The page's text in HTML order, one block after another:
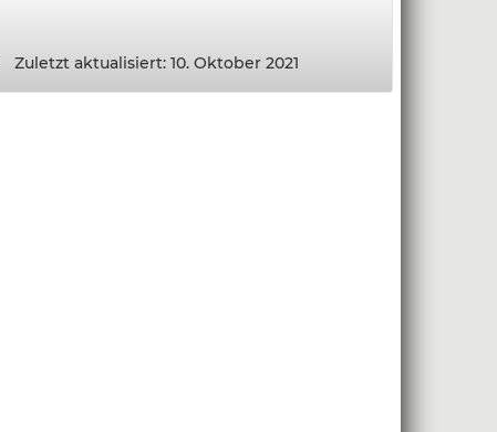
Zuletzt aktualisiert: 10. Oktober 2021